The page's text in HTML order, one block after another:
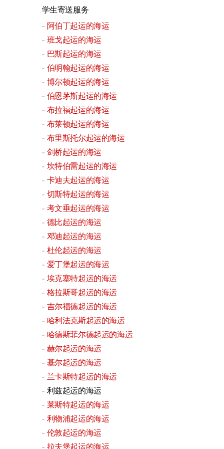
学生寄送服务
阿伯丁起运的海运
班戈起运的海运
巴斯起运的海运
伯明翰起运的海运
博尔顿起运的海运
伯恩茅斯起运的海运
布拉福起运的海运
布莱顿起运的海运
布里斯托尔起运的海运
剑桥起运的海运
坎特伯雷起运的海运
卡迪夫起运的海运
切斯特起运的海运
考文垂起运的海运
德比起运的海运
邓迪起运的海运
杜伦起运的海运
爱丁堡起运的海运
埃克塞特起运的海运
格拉斯哥起运的海运
吉尔福德起运的海运
哈利法克斯起运的海运
哈德斯菲尔德起运的海运
赫尔起运的海运
基尔起运的海运
兰卡斯特起运的海运
利兹起运的海运
莱斯特起运的海运
利物浦起运的海运
伦敦起运的海运